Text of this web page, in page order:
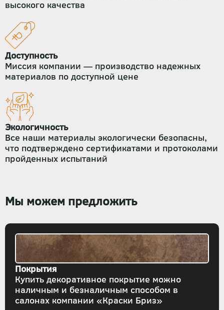
высокого качества
Доступность
Миссия компании — производство надежных
материалов по доступной цене
Экологичность
Все наши материалы экологически безопасны,
что подтверждено сертификатами и протоколами
пройденных испытаний
Мы можем предложить
Покрытия
Купить декоративное покрытие можно
наличным и безналичным способом в
салонах компании «Краски Бриз»